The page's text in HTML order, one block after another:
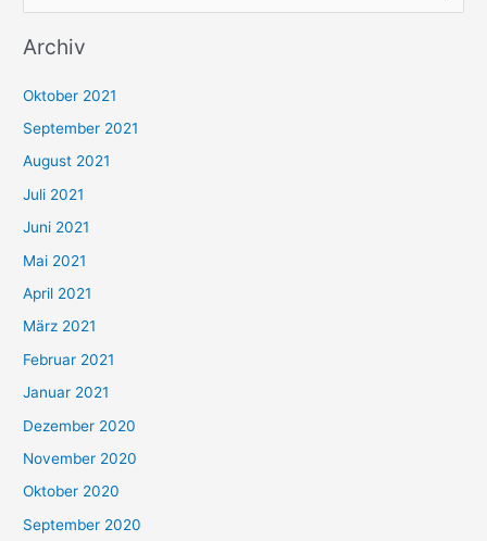
c
n
n
a
c
h
:
Archiv
Oktober 2021
September 2021
August 2021
Juli 2021
Juni 2021
Mai 2021
April 2021
März 2021
Februar 2021
Januar 2021
Dezember 2020
November 2020
Oktober 2020
September 2020